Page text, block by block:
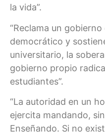
la vida”.
“Reclama un
democrático y
universitario, la
gobierno propio
estudiantes”.
“La autoridad en un
ejercita mandando,
Enseñando. Si no